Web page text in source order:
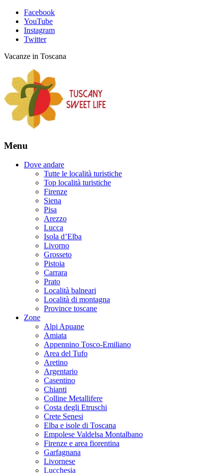
Facebook
YouTube
Instagram
Twitter
Vacanze in Toscana
Menu
Dove andare
Tutte le località turistiche
Top località turistiche
Firenze
Siena
Pisa
Arezzo
Lucca
Isola d’Elba
Livorno
Grosseto
Pistoia
Carrara
Prato
Località balneari
Località di montagna
Province toscane
Zone
Alpi Apuane
Amiata
Appennino Tosco-Emiliano
Area del Tufo
Aretino
Argentario
Casentino
Chianti
Colline Metallifere
Costa degli Etruschi
Crete Senesi
Elba e isole di Toscana
Empolese Valdelsa Montalbano
Firenze e area fiorentina
Garfagnana
Livornese
Lucchesia